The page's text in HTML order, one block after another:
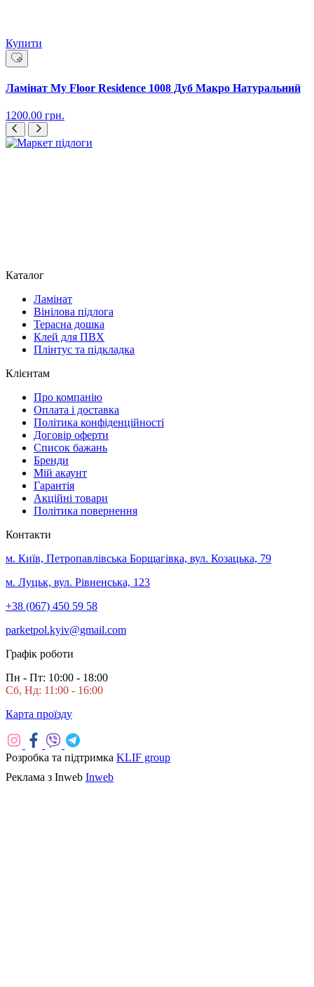
Купити
Ламінат My Floor Residence 1008 Дуб Макро Натуральний
1200.00 грн.
Каталог
Ламінат
Вінілова підлога
Терасна дошка
Клей для ПВХ
Плінтус та підкладка
Клієнтам
Про компанію
Оплата і доставка
Політика конфіденційності
Договір оферти
Список бажань
Бренди
Мій акаунт
Гарантія
Акційні товари
Політика повернення
Контакти
м. Київ, Петропавлівська Борщагівка, вул. Козацька, 79
м. Луцьк, вул. Рівненська, 123
+38 (067) 450 59 58
parketpol.kyiv@gmail.com
Графік роботи
Пн - Пт: 10:00 - 18:00
Сб, Нд: 11:00 - 16:00
Карта проїзду
Розробка та підтримка KLIF group
Реклама з Inweb Inweb